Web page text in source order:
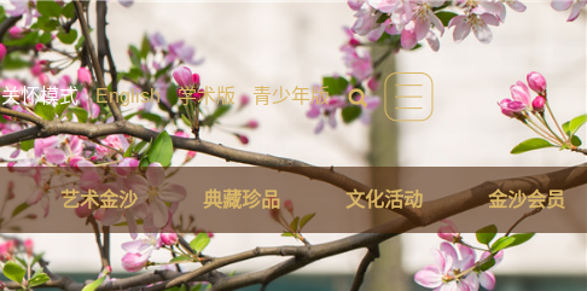
关怀模式 English 学术版 青少年版
艺术金沙 典藏珍品 文化活动 金沙会员